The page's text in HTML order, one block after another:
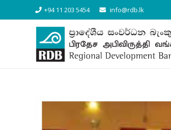
+94 11 203 5454 info@rdb.lk